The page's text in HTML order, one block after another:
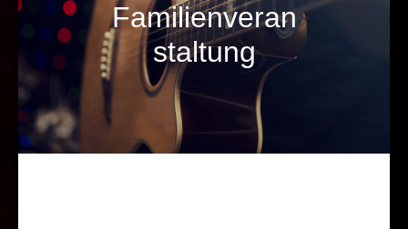
Familienveran
staltung